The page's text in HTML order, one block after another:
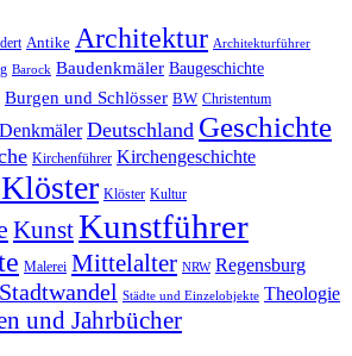
Antike Architektur Architekturführer
Barock Baudenkmäler Baugeschichte
Burgen und Schlösser BW Christentum
Denkmäler Deutschland Geschichte
Kirchenführer Kirchengeschichte
Klöster Kultur
KunstKunstführer
Malerei Mittelalter NRW Regensburg
Stadtwandel Städte und Einzelobjekte Theologie
und Jahrbücher